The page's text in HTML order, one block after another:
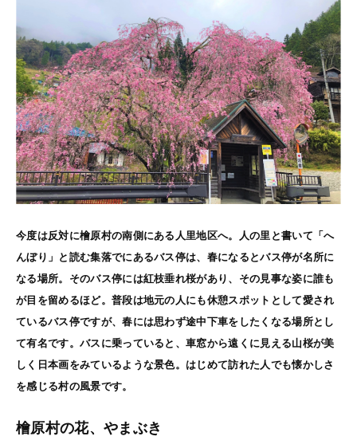
今度は反対に檜原村の南側にある人里地区へ。人の里と書いて「へ
んぼり」と読む集落でにあるバス停は、春になるとバス停が名所に
なる場所。そのバス停には紅枝垂れ桜があり、その見事な姿に誰も
が目を留めるほど。普段は地元の人にも休憩スポットとして愛され
ているバス停ですが、春には思わず途中下車をしたくなる場所とし
て有名です。バスに乗っていると、車窓から遠くに見える山桜が美
しく日本画をみているような景色。はじめて訪れた人でも懐かしさ
を感じる村の風景です。
檜原村の花、やまぶき